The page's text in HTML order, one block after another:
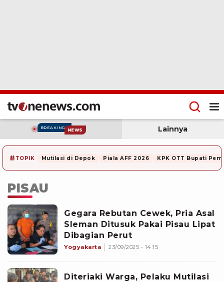
BREAKING NEWS Lainnya
# TOPIK Mutilasi di Depok Piala AFF 2026 KPK OTT Bupati
PISAU
Gegara Rebutan Cewek, Pria Asal
Sleman Ditusuk Pakai Pisau Lipat
Dibagian Perut
Yogyakarta 23/09/2025 - 14:15
Diteriaki Warga, Pelaku Mutilasi